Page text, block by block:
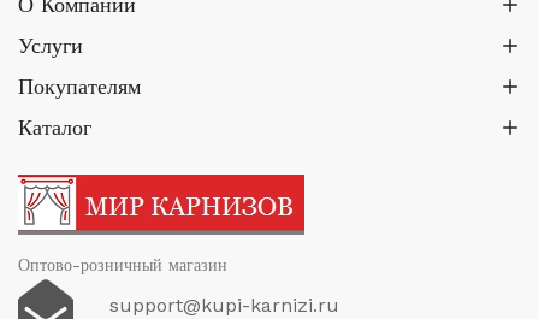
Услуги
Покупателям
Каталог
Оптово-розничный магазин
support@kupi-karnizi.ru